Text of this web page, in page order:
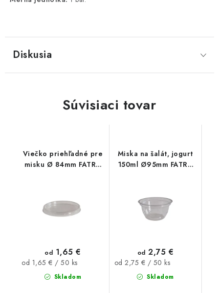
Diskusia
Súvisiaci tovar
Viečko priehľadné pre
misku Ø 84mm FATRA
Skladom
od 1,65 €
Jednotková
od 1,65 € / 50 ks
Miska na šalát, jogurt
150ml Ø95mm FATRA
Skladom
od 2,75 €
Jednotková
od 2,75 € / 50 ks